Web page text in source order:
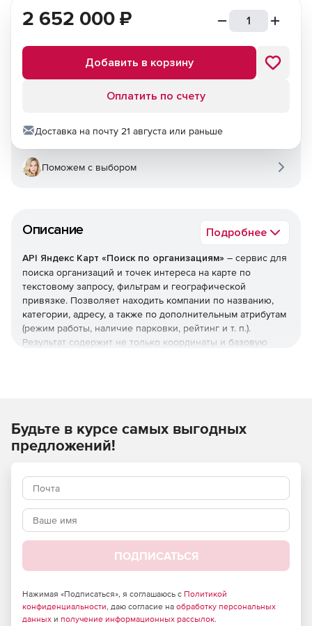
Описание Подробнее
API Яндекс Карт «Поиск по организациям» – сервис для
поиска организаций и точек интереса на карте по
текстовому запросу, фильтрам и географической
привязке. Позволяет находить компании по названию,
категории, адресу, а также по дополнительным атрибутам
(режим работы, наличие парковки, рейтинг и т. п.).
Результат содержит не только координаты и базовую
находит организации даже при опечатках, вариациях
написания, синонимах и на разных языках. Например,
красоты») и уточнять по признакам («с доставкой», «24
часа», «есть Wi‑Fi», «доступ для маломобильных»).
2 652 000 ₽
Добавить в корзину
Оплатить по счету
Доставка на почту 21 августа или раньше
Поможем с выбором
Будьте в курсе самых выгодных
предложений!
ПОДПИСАТЬСЯ
Нажимая «Подписаться», я соглашаюсь с Политикой
конфиденциальности, даю согласие на обработку персональных
данных и получение информационных рассылок.